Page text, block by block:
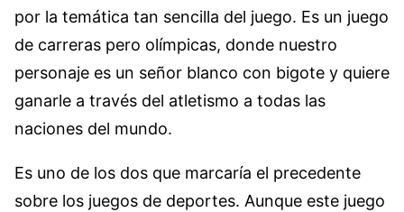
por la temática tan sencilla del juego. Es un juego
de carreras pero olímpicas, donde nuestro
personaje es un señor blanco con bigote y quiere
ganarle a través del atletismo a todas las
naciones del mundo.
Es uno de los dos que marcaría el precedente
sobre los juegos de deportes. Aunque este juego